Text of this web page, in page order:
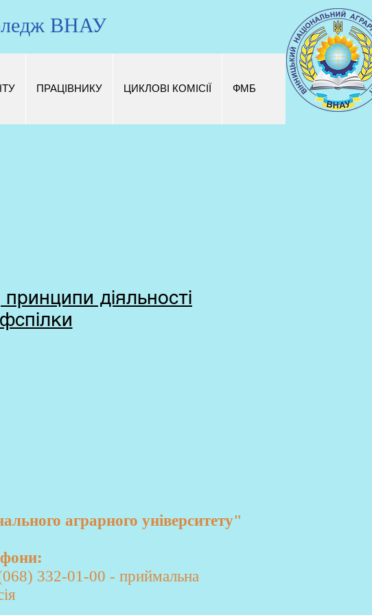
ВНАУ
ПРАЦІВНИКУ ЦИКЛОВІ КОМІСІЇ ФМБ
діяльності
аграрного університету"
332-01-00 - приймальна